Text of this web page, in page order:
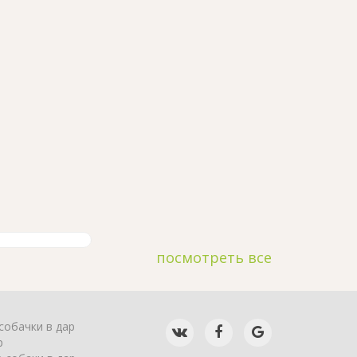
посмотреть все
в дар